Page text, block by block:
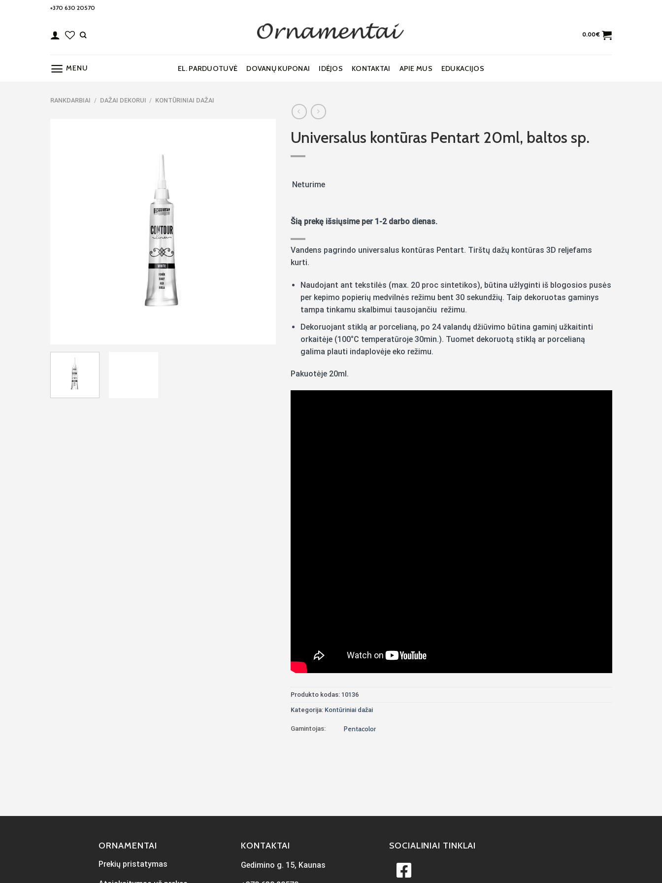
+370 630 20570
0.00€
MENU EL. PARDUOTUVĖ DOVANŲ KUPONAI IDĖJOS KONTAKTAI APIE MUS EDUKACIJOS
RANKDARBIAI / DAŽAI DEKORUI / KONTŪRINIAI DAŽAI
Universalus kontūras Pentart 20ml, baltos sp.
Neturime
Šią prekę išsiųsime per 1-2 darbo dienas.
Vandens pagrindo universalus kontūras Pentart. Tirštų dažų kontūras 3D reljefams
kurti.
Naudojant ant tekstilės (max. 20 proc sintetikos), būtina užlyginti iš blogosios pusės
per kepimo popierių medvilnės režimu bent 30 sekundžių. Taip dekoruotas gaminys
tampa tinkamu skalbimui tausojančiu režimu.
Dekoruojant stiklą ar porcelianą, po 24 valandų džiūvimo būtina gaminį užkaitinti
orkaitėje (100°C temperatūroje 30min.). Tuomet dekoruotą stiklą ar porcelianą
galima plauti indaplovėje eko režimu.
Pakuotėje 20ml.
Produkto kodas: 10136
Kategorija: Kontūriniai dažai
Gamintojas: Pentacolor
ORNAMENTAI
Prekių pristatymas
KONTAKTAI
Gedimino g. 15, Kaunas
SOCIALINIAI TINKLAI